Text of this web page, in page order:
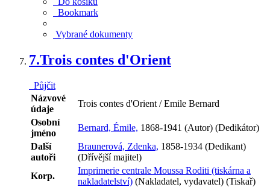
Bookmark
Vybrané dokumenty
7.Trois contes d'Orient
Půjčit
Názvové
údaje
Trois contes d'Orient / Emile Bernard
Osobní
jméno
Bernard, Émile, 1868-1941 (Autor) (Dedikátor)
Další
autoři
Braunerová, Zdenka, 1858-1934 (Dedikant)
(Dřívější majitel)
Korp.
Imprimerie centrale Moussa Roditi (tiskárna a
nakladatelství) (Nakladatel, vydavatel) (Tiskař)